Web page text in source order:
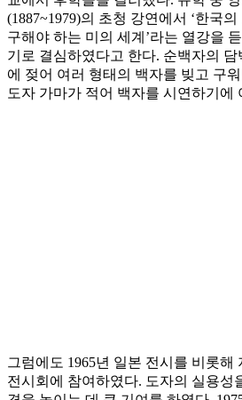
(1887~1979)의 초청 강연에서 ‘한국
구해야 하는 미의 세계’라는 열강을
기로 결심하였다고 한다. 순백자의
에 젖어 여러 형태의 백자를 빚고 구
도자 가마가 적어 백자를 시연하기에
그럼에도 1965년 일본 전시를 비롯해
전시회에 참여하였다. 도자의 실용성